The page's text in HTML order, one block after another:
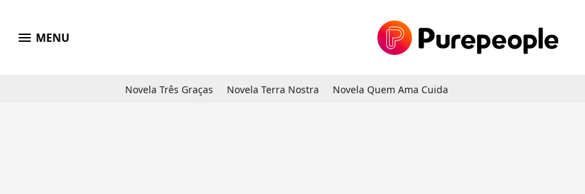
menu MENU
Novela Três Graças Novela Terra Nostra Novela Quem Ama Cuida